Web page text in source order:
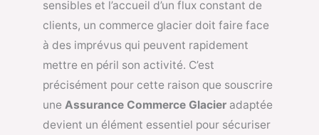
sensibles et l’accueil d’un flux constant de
clients, un commerce glacier doit faire face
à des imprévus qui peuvent rapidement
mettre en péril son activité. C’est
précisément pour cette raison que souscrire
une Assurance Commerce Glacier adaptée
devient un élément essentiel pour sécuriser